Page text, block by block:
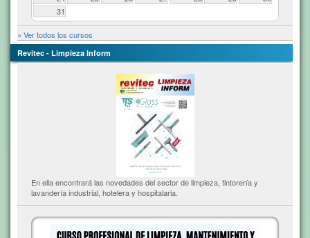
31
» Ver todos los cursos
Revitec - Limpieza Inform
En ella encontrará las novedades del sector de limpieza, tintorería y
lavandería industrial, hotelera y hospitalaria.